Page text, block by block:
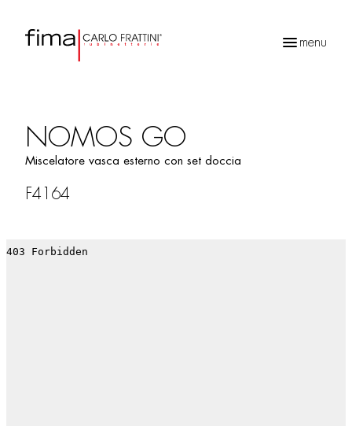
menu
NOMOS GO
Miscelatore vasca esterno con set doccia
F4164